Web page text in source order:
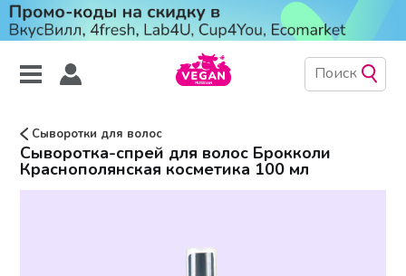
Сыворотки для волос
Сыворотка-спрей для волос Брокколи
Краснополянская косметика 100 мл